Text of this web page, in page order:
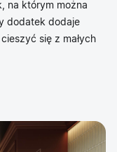
na którym można
dodatek dodaje
się z małych